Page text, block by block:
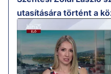
utasítására történt a